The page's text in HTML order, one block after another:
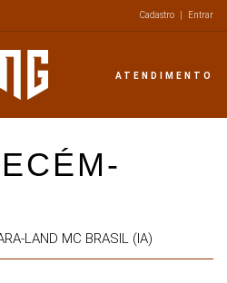
Cadastro Entrar
ATENDIMENTO
LAND MC BRASIL (IA)